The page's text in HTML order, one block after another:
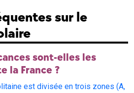
sur le
sont-elles les
la France ?
est divisée en trois zones (A,